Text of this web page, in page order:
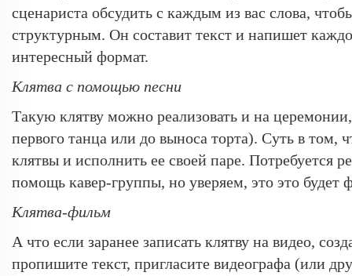
сценариста обсудить с каждым из вас слова,
структурным. Он составит текст и напишет
интересный формат.
Клятва с помощью песни
Такую клятву можно реализовать и на
первого танца или до выноса торта). Суть в том,
клятвы и исполнить ее своей паре. Потребуется
помощь кавер-группы, но уверяем, это это будет
Клятва-фильм
А что если заранее записать клятву на видео,
пропишите текст, пригласите видеографа (или